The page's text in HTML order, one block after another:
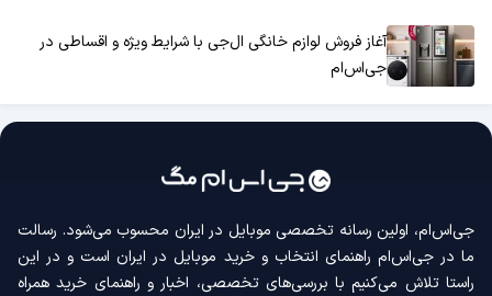
آغاز فروش لوازم خانگی ال‌جی با شرایط ویژه و اقساطی در
جی‌اس‌ام
جی‌اس‌ام، اولین رسانه‌ تخصصی موبایل در ایران محسوب می‌شود. رسالت
ما در جی‌اس‌ام راهنمای انتخاب و خرید موبایل در ایران است و در این
راستا تلاش می‌کنیم با بررسی‌های تخصصی، اخبار و راهنمای خرید همراه